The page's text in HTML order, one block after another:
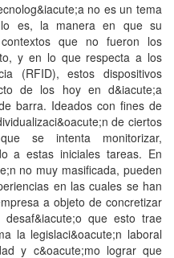
no es un tema
lo es, la manera en que su
que no fueron los
y en lo que respecta a los
(RFID), estos dispositivos
de los hoy en d&iacute;a
barra. Ideados con fines de
de ciertos
se intenta monitorizar,
a estas iniciales tareas. En
no muy masificada, pueden
en las cuales se han
a objeto de concretizar
que esto trae
la legislaci&oacute;n laboral
y c&oacute;mo lograr que